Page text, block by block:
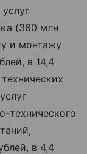
(360 млн
и монтажу
в 14,4
технического
в 4,4